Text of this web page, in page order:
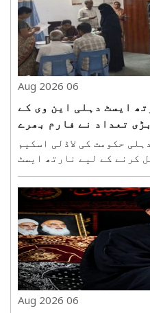
06 Aug 2026
ایسٹ دہلی این وی کے
تعداد نے فارم بھرے
نئی دہلی،06اگست (ہ س )۔ دہلی حکومت کی لاڈلی اسکیم
کرنے کے لیے نارتھ ایسٹ
خواتین کی بڑی تعداد نے
پہنچ کر اپنے درخواست فارم بھرے۔ صبح سے ہی مرکز پر
ان کے اہل خانہ کی آمد ..
06 Aug 2026